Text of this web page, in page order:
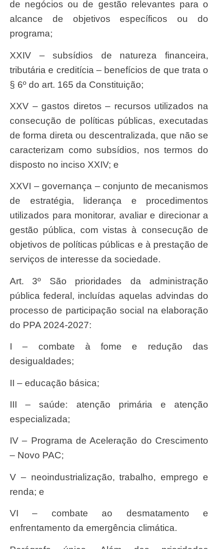
de negócios ou de gestão relevantes para o
alcance de objetivos específicos ou do
programa;
XXIV – subsídios de natureza financeira,
tributária e creditícia – benefícios de que trata o
§ 6º do art. 165 da Constituição;
XXV – gastos diretos – recursos utilizados na
consecução de políticas públicas, executadas
de forma direta ou descentralizada, que não se
caracterizam como subsídios, nos termos do
disposto no inciso XXIV; e
XXVI – governança – conjunto de mecanismos
de estratégia, liderança e procedimentos
utilizados para monitorar, avaliar e direcionar a
gestão pública, com vistas à consecução de
objetivos de políticas públicas e à prestação de
serviços de interesse da sociedade.
Art. 3º São prioridades da administração
pública federal, incluídas aquelas advindas do
processo de participação social na elaboração
do PPA 2024-2027:
I – combate à fome e redução das
desigualdades;
II – educação básica;
III – saúde: atenção primária e atenção
especializada;
IV – Programa de Aceleração do Crescimento
– Novo PAC;
V – neoindustrialização, trabalho, emprego e
renda; e
VI – combate ao desmatamento e
enfrentamento da emergência climática.